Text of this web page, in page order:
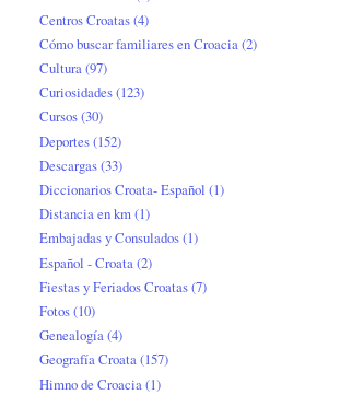
Centros Croatas(4)
Cómo buscar familiares en Croacia(2)
Cultura(97)
Curiosidades(123)
Cursos(30)
Deportes(152)
Descargas(33)
Diccionarios Croata- Español (1)
Distancia en km(1)
Embajadas y Consulados(1)
Español - Croata (2)
Fiestas y Feriados Croatas(7)
Fotos(10)
Genealogía(4)
Geografía Croata(157)
Himno de Croacia (1)